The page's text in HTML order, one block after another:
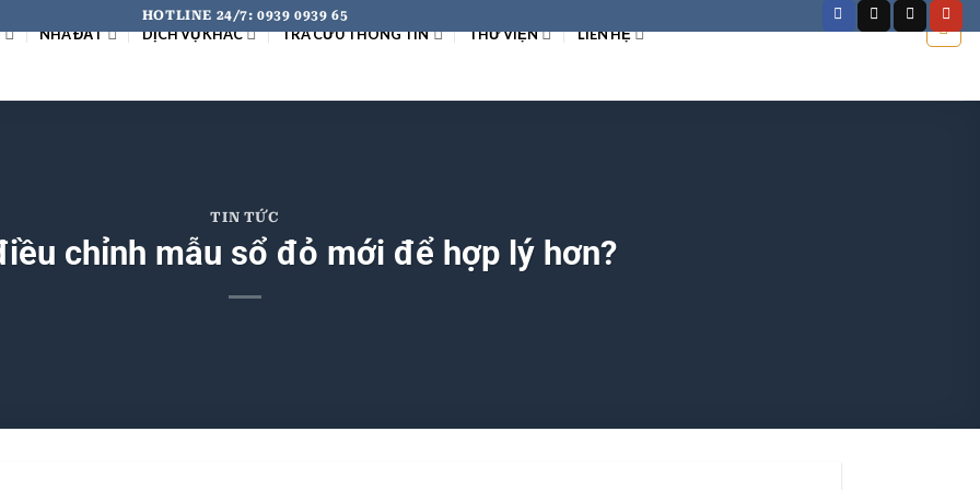
HOTLINE 24/7: 0939 0939 65
NHÀ ĐẤT DỊCH VỤ KHÁC TRA CỨU THÔNG TIN THƯ VIỆN LIÊN HỆ
TIN TỨC
chỉnh mẫu sổ đỏ mới để hợp lý hơn?